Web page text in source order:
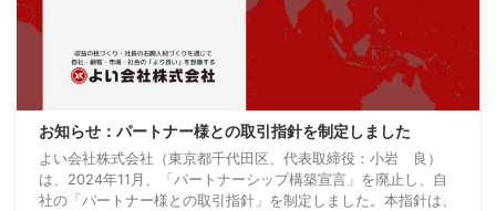
お知らせ：パートナー様との取引指針を制定しました
よい会社株式会社（東京都千代田区、代表取締役：小岩 良）
は、2024年11月、「パートナーシップ構築宣言」を廃止し、自
社の「パートナー様との取引指針」を制定しました。本指針は、